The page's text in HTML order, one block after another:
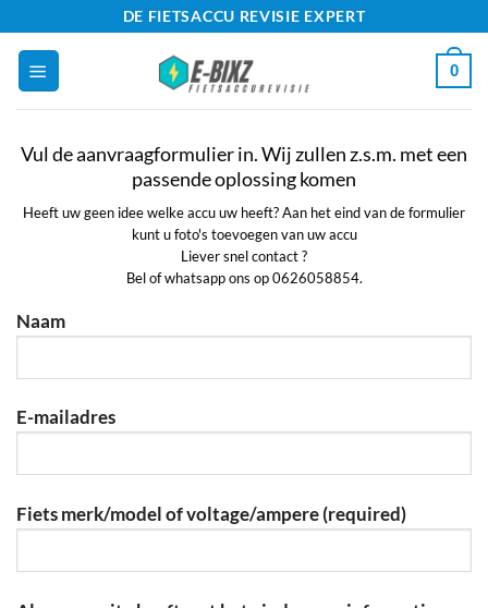
naar
inhoud
DE FIETSACCU REVISIE EXPERT
0
Vul de aanvraagformulier in. Wij zullen z.s.m. met een
passende oplossing komen
Heeft uw geen idee welke accu uw heeft? Aan het eind van de formulier
kunt u foto's toevoegen van uw accu
Liever snel contact ?
Bel of whatsapp ons op 0626058854.
Naam
E-mailadres
Fiets merk/model of voltage/ampere (required)